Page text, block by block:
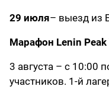
29 июля– выезд из
Марафон Lenin
3 августа – с 10:00
участников. 1-й